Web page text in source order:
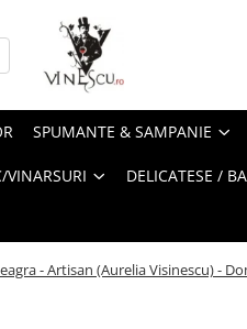
SPUMANTE & SAMPANIE
DELICATESE /
- Artisan (Aurelia Visinescu) -